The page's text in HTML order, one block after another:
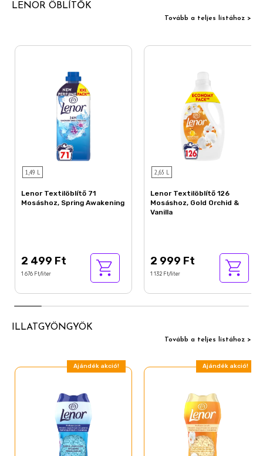
LENOR ÖBLÍTŐK
Tovább a teljes listához >
1,49 L
Lenor Textilöblítő 71
Mosáshoz, Spring Awakening
2 499 Ft
1 676 Ft/liter
2,65 L
Lenor Textilöblítő 126
Mosáshoz, Gold Orchid &
Vanilla
2 999 Ft
1 132 Ft/liter
ILLATGYÖNGYÖK
Tovább a teljes listához >
Ajándék akció! Ajándék akció!